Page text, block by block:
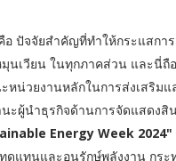
อ ปัจจัยสำคัญที่ทำให้กระแสกา
นเวียน ในทุกภาคส่วน และนี่ถื
หน่วยงานหลักในการส่งเสริม
นะผู้นำธุรกิจด้านการจัดแสดง
Energy Week 2024"
แทนและอนุรักษ์พลังงาน กระ